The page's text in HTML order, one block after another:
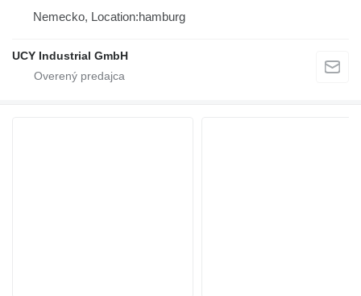
Nemecko, Location:hamburg
UCY Industrial GmbH